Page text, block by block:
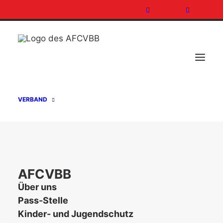
VERBAND
AFCVBB
Über uns
Pass-Stelle
Kinder- und Jugendschutz
BB MAGIC GAMEDAY EIN VOLLER
ERFOLG